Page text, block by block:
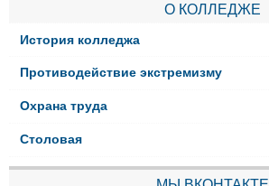
О КОЛЛЕДЖЕ
История колледжа
Противодействие экстремизму
Охрана труда
Столовая